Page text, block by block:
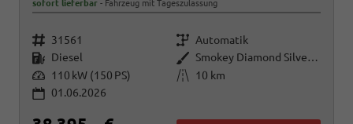
sofort lieferbar Fahrzeug mit Tageszulassung
Fahrzeugnr. 31561 Getriebe Automatik
Kraftstoff Diesel Außenfarbe
Smokey Diamond Silver Metallic
Leistung 110 kW (150 PS) Kilometerstand
10 km
01.06.2026